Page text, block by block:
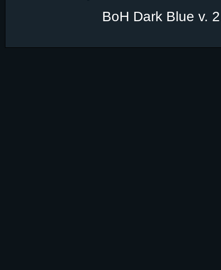
BoH Dark Blue v.